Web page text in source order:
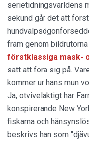
serietidningsvärldens
sekund går det att
fram genom
förstklassiga mask-
sätt att föra sig på.
kommer ur hans mun
Ja, otvivelaktigt har
konspirerande New
fiskarna och
beskrivs han som